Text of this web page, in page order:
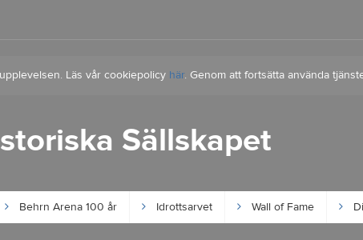
Läs vår cookiepolicy här. Genom att fortsätta använda
Sällskapet
Behrn Arena 100 år Idrottsarvet Wall of Fame